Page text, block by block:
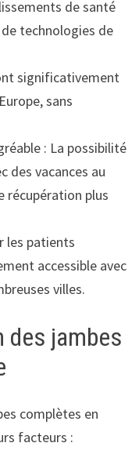
de santé
technologies de
significativement
sans
: La possibilité
des vacances au
récupération plus
les patients
accessible avec
villes.
des jambes
complètes en
facteurs :